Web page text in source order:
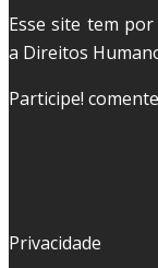
Esse site tem
a Direitos
Participe!
Privacidade